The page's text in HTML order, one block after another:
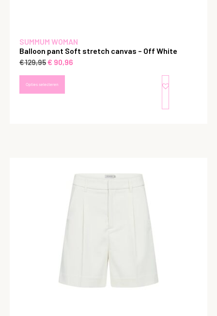
SUMMUM WOMAN
Balloon pant Soft stretch canvas – Off White
€129,95€ 90,96
Opties selecteren